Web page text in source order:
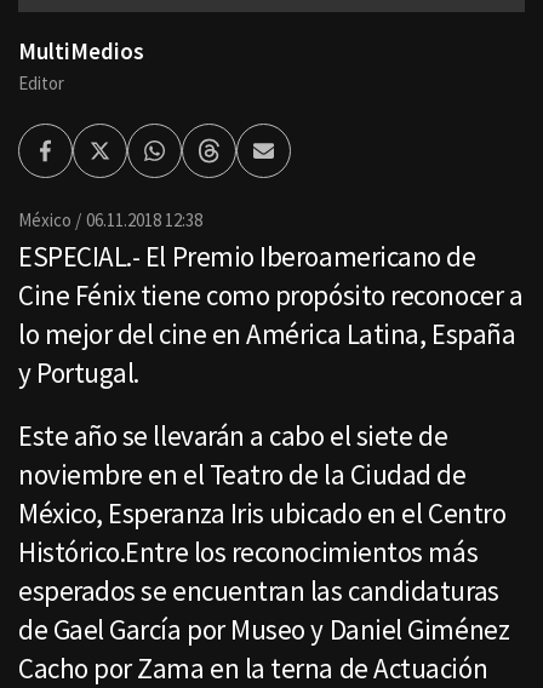
MultiMedios
Editor
FacebookTwitterWhatsappThreadsEnviar
por
México 06.11.2018 12:38
ESPECIAL.- El Premio Iberoamericano de
Cine Fénix tiene como propósito reconocer a
lo mejor del cine en América Latina, España
y Portugal.
Este año se llevarán a cabo el siete de
noviembre en el Teatro de la Ciudad de
México, Esperanza Iris ubicado en el Centro
Histórico.Entre los reconocimientos más
esperados se encuentran las candidaturas
de Gael García por Museo y Daniel Giménez
Cacho por Zama en la terna de Actuación